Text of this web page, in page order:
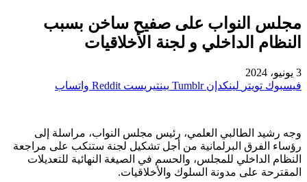
مجلس النواب على صفيح ساخن بسبب
النظام الداخلي و لجنة الأخلاقيات
3 يونيو، 2024
فيسبوك تويتر لينكدإن بينتيريست واتساب
وجه رشيد الطالبي العلمي، رئيس مجلس النواب، مراسلة إلى
رؤساء الفرق البرلمانية من أجل تشكيل لجنة ستنكب على مراجعة
النظام الداخلي للمجلس، والحسم في الصيغة النهائية للتعديلات
المقترحة على مدونة السلوك والأخلاقيات.